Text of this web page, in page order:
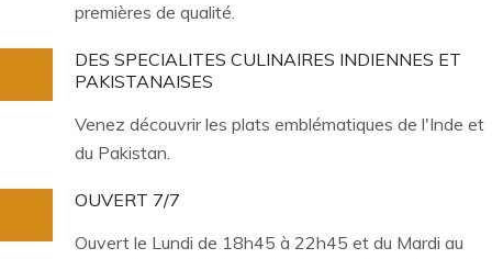
premières de qualité.
DES SPECIALITES CULINAIRES INDIENNES ET
PAKISTANAISES
Venez découvrir les plats emblématiques de l'Inde et
du Pakistan.
OUVERT 7/7
Ouvert le Lundi de 18h45 à 22h45 et du Mardi au